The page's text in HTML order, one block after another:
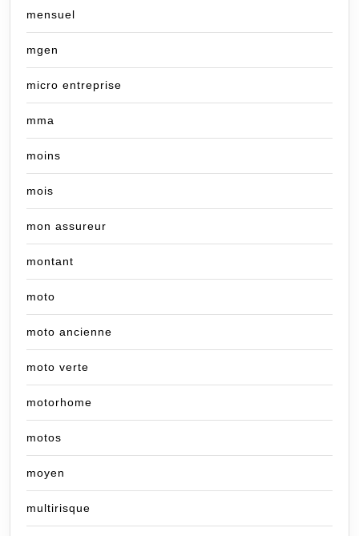
mensuel
mgen
micro entreprise
mma
moins
mois
mon assureur
montant
moto
moto ancienne
moto verte
motorhome
motos
moyen
multirisque